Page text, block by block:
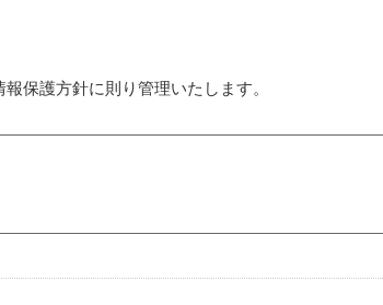
保護方針に則り管理いたします。